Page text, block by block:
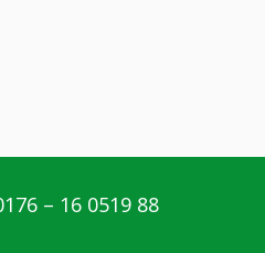
– 16 0519 88